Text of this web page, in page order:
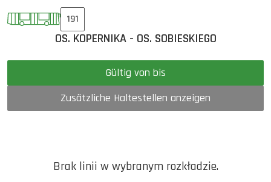
191
OS. KOPERNIKA - OS. SOBIESKIEGO
Gültig von bis
Zusätzliche Haltestellen anzeigen
Brak linii w wybranym rozkładzie.